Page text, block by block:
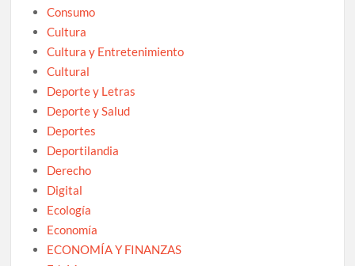
Consumo
Cultura
Cultura y Entretenimiento
Cultural
Deporte y Letras
Deporte y Salud
Deportes
Deportilandia
Derecho
Digital
Ecología
Economía
ECONOMÍA Y FINANZAS